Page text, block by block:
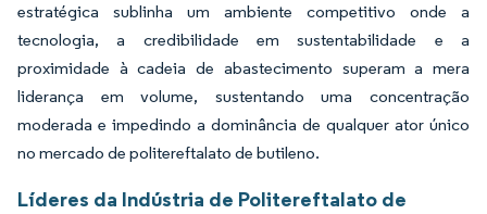
estratégica sublinha um ambiente competitivo onde a
tecnologia, a credibilidade em sustentabilidade e a
proximidade à cadeia de abastecimento superam a mera
liderança em volume, sustentando uma concentração
moderada e impedindo a dominância de qualquer ator único
no mercado de politereftalato de butileno.
Líderes da Indústria de Politereftalato de